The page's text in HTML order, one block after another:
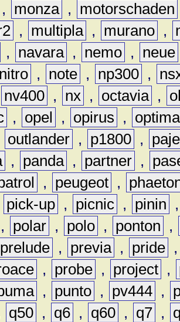
, monza , motorschaden
, multipla , murano ,
, navara , nemo , neue
nitro , note , np300 ,
nv400 , nx , octavia ,
, opel , opirus ,
optima
outlander , p1800 ,
, panda , partner ,
, peugeot ,
pick-up , picnic , pinin
, polar , polo , ponton
,
prelude , previa , pride
, probe , project ,
, punto , pv444 ,
q50 , q6 , q60 , q7 ,